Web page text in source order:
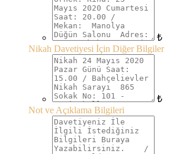
₺
Nikah Davetiyesi İçin Diğer Bilgiler
₺
Not ve Açıklama Bilgileri